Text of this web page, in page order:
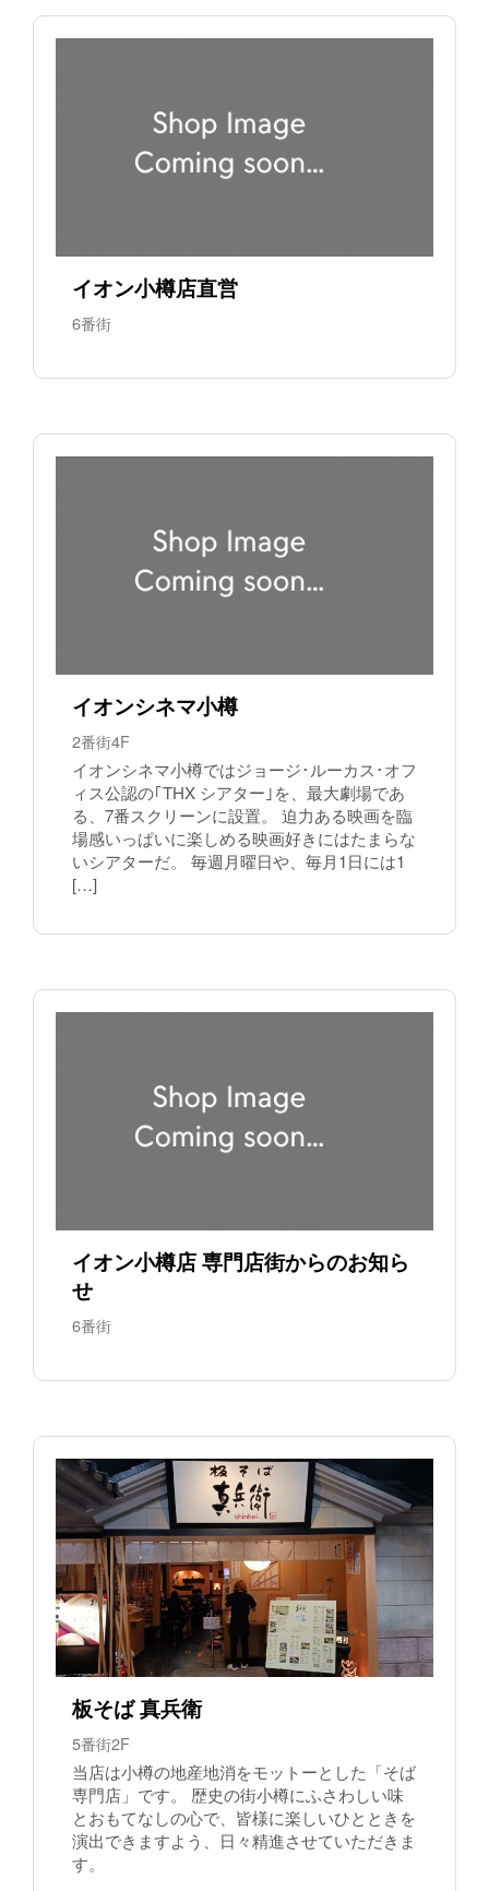
イオン小樽店直営
6番街
イオンシネマ小樽
2番街4F
イオンシネマ小樽ではジョージ･ルーカス･オフ
ィス公認の｢THX シアター｣を、最大劇場であ
る、7番スクリーンに設置。 迫力ある映画を臨
場感いっぱいに楽しめる映画好きにはたまらな
いシアターだ。 毎週月曜日や、毎月1日には1
[…]
イオン小樽店 専門店街からのお知ら
せ
6番街
板そば 真兵衛
5番街2F
当店は小樽の地産地消をモットーとした「そば
専門店」です。 歴史の街小樽にふさわしい味
とおもてなしの心で、皆様に楽しいひとときを
演出できますよう、日々精進させていただきま
す。